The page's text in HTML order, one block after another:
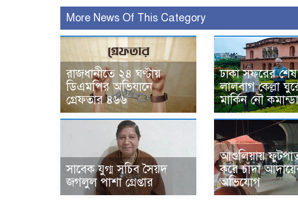
More News Of This Category
রাজধানীতে ২৪ ঘণ্টায়
ডিএমপির অভিযানে
গ্রেফতার ৪৬৬
ঢাকা সফরের
লালবাগ কেল্লা
মার্কিন নৌ
সাবেক যুগ্ম সচিব সৈয়দ
জগলুল পাশা গ্রেপ্তার
আশুলিয়ায়
করে চাঁদা
অভিযোগ